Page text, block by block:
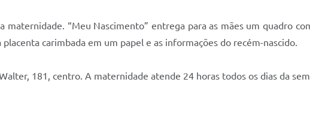
“Meu Nascimento” entrega para as mães um quadro
carimbada em um papel e as informações do recém-nascido.
181, centro. A maternidade atende 24 horas todos os dias da